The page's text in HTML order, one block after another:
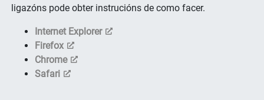
ligazóns pode obter instrucións de como facer.
Internet Explorer
Firefox
Chrome
Safari